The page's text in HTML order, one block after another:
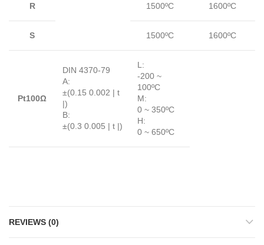
R 1500ºC 1600ºC
S 1500ºC 1600ºC
Pt100Ω
DIN 4370-79
A:
±(0.15 0.002 | t
|)
B:
±(0.3 0.005 | t |)
L:
-200 ~
100ºC
M:
0 ~ 350ºC
H:
0 ~ 650ºC
REVIEWS (0)